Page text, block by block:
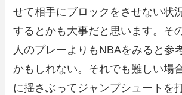
せて相手にブロックをさせない状
するとかも大事だと思います。そ
人のプレーよりもNBAをみると参
かもしれない。それでも難しい場
に揺さぶってジャンプシュートを